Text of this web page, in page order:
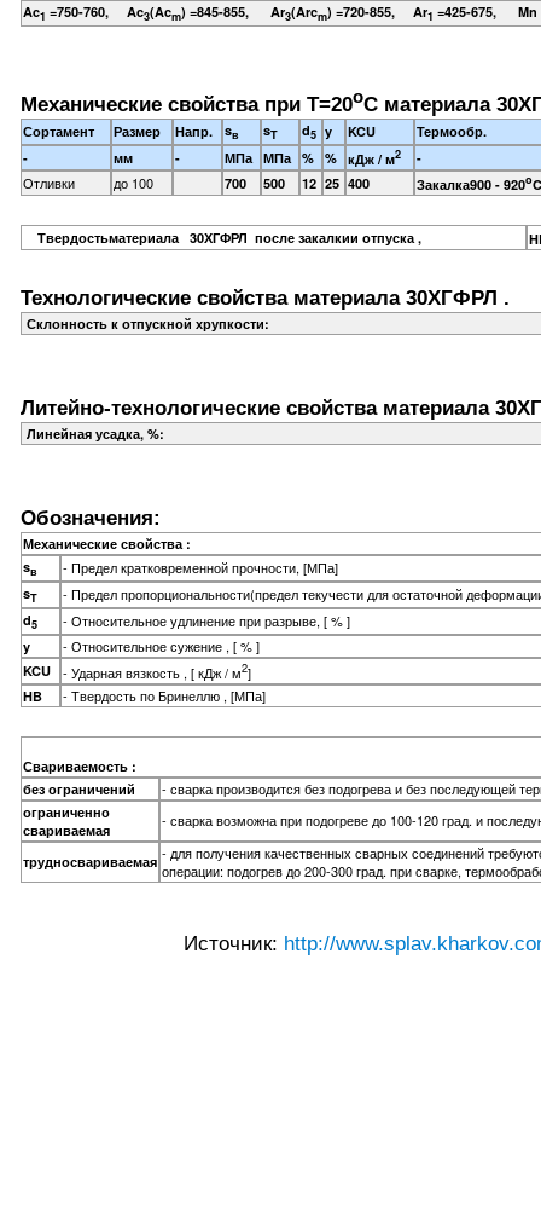
Ac1 =750-760, Ac3(Acm) =845-855, Ar3(Arcm) =720-855, Ar1 =425-675, Mn
Механические свойства при Т=20oС материала
Сортамент Размер Напр. sв sT d5 y KCU
Термообр.
-
мм - МПа МПа % % кДж / м2 -
Отливки до 100 700 500 12 25 400 Закалка900 - 920o
Твердостьматериала 30ХГФРЛ после закалкии отпуска ,
Технологические свойства материала 30ХГФРЛ .
Склонность к отпускной хрупкости:
Литейно-технологические свойства материала
Линейная усадка, %:
Обозначения:
Механические свойства :
sв - Предел кратковременной прочности, [МПа]
sT - Предел пропорциональности(предел текучести для остаточной
d5 - Относительное удлинение при разрыве, [ % ]
y - Относительное сужение , [ % ]
KCU - Ударная вязкость , [ кДж / м2]
HB - Твердость по Бринеллю , [МПа]
Свариваемость :
без ограничений
- сварка производится без подогрева и без последующей
ограниченно
свариваемая
- сварка возможна при подогреве до 100-120 град. и
трудносвариваемая - для получения качественных сварных соединений
операции: подогрев до 200-300 град. при сварке,
Источник: http://